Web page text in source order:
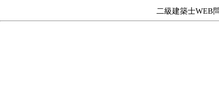
二級建築士WEB